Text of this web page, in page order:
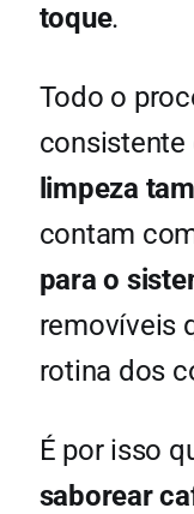
toque.
Todo o
consistente
limpeza
contam
para o
removíveis
rotina dos
É por isso
saborear